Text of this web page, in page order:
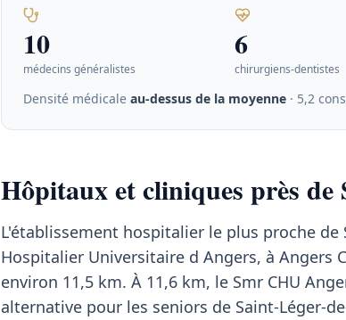
10
médecins généralistes
6
chirurgiens-dentistes
Densité médicale au-dessus de la moyenne · 5,2
Hôpitaux et cliniques près
L'établissement hospitalier le plus proche de
Hospitalier Universitaire d Angers, à Angers
environ 11,5 km. À 11,6 km, le Smr CHU
alternative pour les seniors de Saint-Léger-